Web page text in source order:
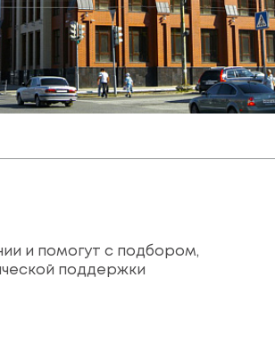
и помогут с подбором,
поддержки